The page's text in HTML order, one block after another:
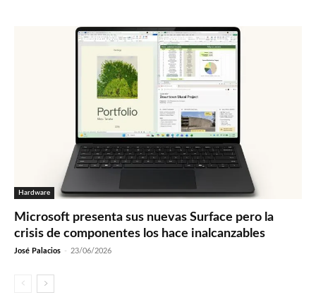
Hardware
Microsoft presenta sus nuevas Surface pero la
crisis de componentes los hace inalcanzables
José Palacios - 23/06/2026